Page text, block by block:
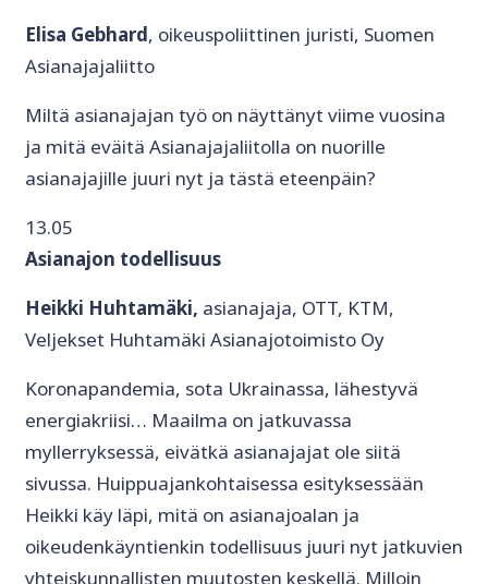
Elisa Gebhard, oikeuspoliittinen juristi, Suomen
Asianajajaliitto
Miltä asianajajan työ on näyttänyt viime vuosina
ja mitä eväitä Asianajajaliitolla on nuorille
asianajajille juuri nyt ja tästä eteenpäin?
13.05
Asianajon todellisuus
Heikki Huhtamäki, asianajaja, OTT, KTM,
Veljekset Huhtamäki Asianajotoimisto Oy
Koronapandemia, sota Ukrainassa, lähestyvä
energiakriisi… Maailma on jatkuvassa
myllerryksessä, eivätkä asianajajat ole siitä
sivussa. Huippuajankohtaisessa esityksessään
Heikki käy läpi, mitä on asianajoalan ja
oikeudenkäyntienkin todellisuus juuri nyt jatkuvien
yhteiskunnallisten muutosten keskellä. Milloin